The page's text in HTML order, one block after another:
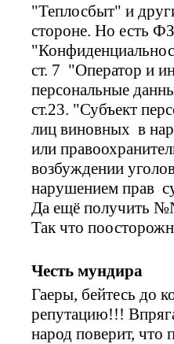
"Теплосбыт" и
стороне. Но есть
ст. 7 "Оператор и
персональные
ст.23. "Субъект
лиц виновных в
или
возбуждении
нарушением прав
Да ещё получить
Так что
Честь мундира
Гаеры, бейтесь до
репутацию!!!
народ поверит,